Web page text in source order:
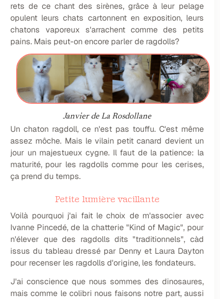
rets de ce chant des sirènes, grâce à leur pelage
opulent leurs chats cartonnent en exposition, leurs
chatons vaporeux s'arrachent comme des petits
pains. Mais peut-on encore parler de ragdolls?
Janvier de La Rosdollane
Un chaton ragdoll, ce n'est pas touffu. C'est même
assez môche. Mais le vilain petit canard devient un
jour un majestueux cygne. Il faut de la patience: la
maturité, pour les ragdolls comme pour les cerises,
ça prend du temps.
Petite lumière vacillante
Voilà pourquoi j'ai fait le choix de m'associer avec
Ivanne Pincedé, de la chatterie "Kind of Magic", pour
n'élever que des ragdolls dits "traditionnels", càd
issus du tableau dressé par Denny et Laura Dayton
pour recenser les ragdolls d'origine, les fondateurs.
J'ai conscience que nous sommes des dinosaures,
mais comme le colibri nous faisons notre part, aussi